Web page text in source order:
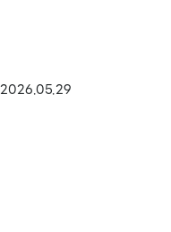
2026.05.29